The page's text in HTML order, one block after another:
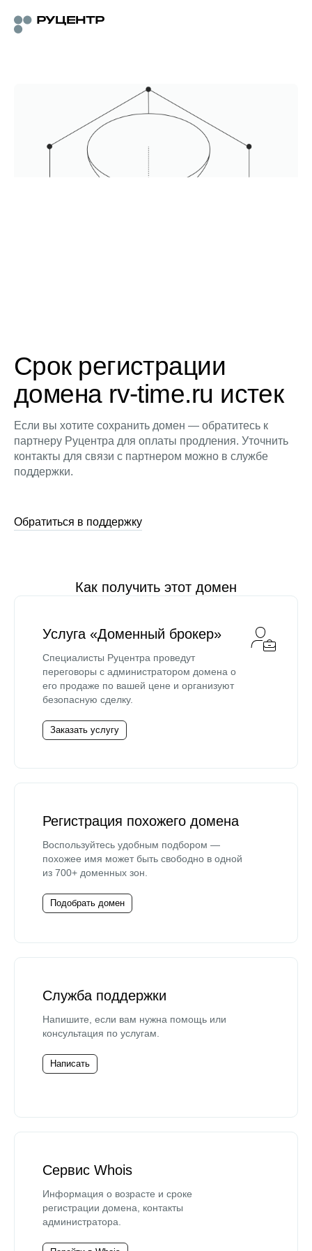
Срок регистрации
домена rv-time.ru истек
Если вы хотите сохранить домен — обратитесь к
партнеру Руцентра для оплаты продления. Уточнить
контакты для связи с партнером можно в службе
поддержки.
Обратиться в поддержку
Как получить этот домен
Услуга «Доменный брокер»
Специалисты Руцентра проведут
переговоры с администратором домена о
его продаже по вашей цене и организуют
безопасную сделку.
Заказать услугу
Регистрация похожего домена
Воспользуйтесь удобным подбором —
похожее имя может быть свободно в одной
из 700+ доменных зон.
Подобрать домен
Служба поддержки
Напишите, если вам нужна помощь или
консультация по услугам.
Написать
Сервис Whois
Информация о возрасте и сроке
регистрации домена, контакты
администратора.